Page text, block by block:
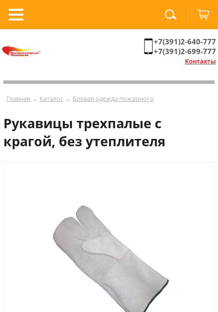
+7(391)2-640-777
+7(391)2-699-777
Контакты
Главная → Каталог → Боевая одежда пожарного
Рукавицы трехпалые c
крагой, без утеплителя